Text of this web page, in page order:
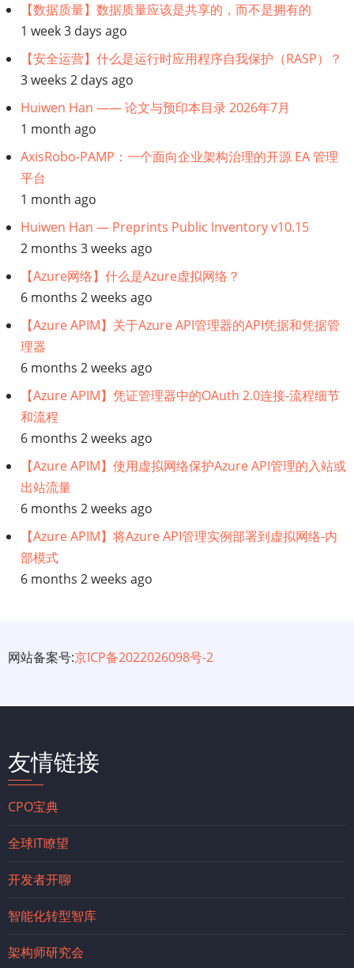
施
PDP
【数据质量】数据质量应该是共享的，而不是拥有的
1 week 3 days ago
【安全运营】什么是运行时应用程序自我保护（RASP）？
3 weeks 2 days ago
Huiwen Han —— 论文与预印本目录 2026年7月
1 month ago
AxisRobo-PAMP：一个面向企业架构治理的开源 EA 管理
平台
1 month ago
Huiwen Han — Preprints Public Inventory v10.15
2 months 3 weeks ago
【Azure网络】什么是Azure虚拟网络？
6 months 2 weeks ago
【Azure APIM】关于Azure API管理器的API凭据和凭据管
理器
6 months 2 weeks ago
【Azure APIM】凭证管理器中的OAuth 2.0连接-流程细节
和流程
6 months 2 weeks ago
【Azure APIM】使用虚拟网络保护Azure API管理的入站或
出站流量
6 months 2 weeks ago
【Azure APIM】将Azure API管理实例部署到虚拟网络-内
部模式
6 months 2 weeks ago
网站备案号:京ICP备2022026098号-2
友情链接
CPO宝典
全球IT瞭望
开发者开聊
智能化转型智库
架构师研究会